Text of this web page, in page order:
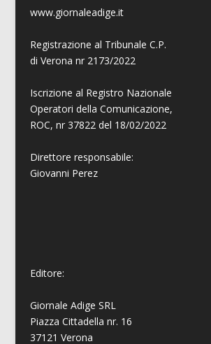
www.giornaleadige.it
Registrazione al Tribunale C.P.
di Verona nr 2173/2022
Iscrizione al Registro Nazionale
Operatori della Comunicazione,
ROC, nr 37822 del 18/02/2022
Direttore responsabile:
Giovanni Perez
Editore:
Giornale Adige SRL
Piazza Cittadella nr. 16
37121 Verona